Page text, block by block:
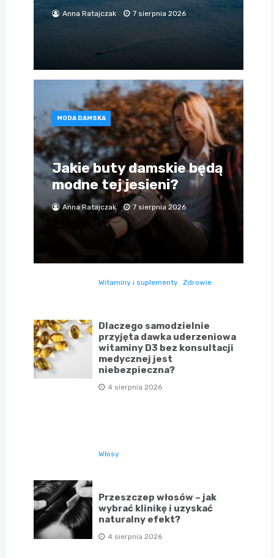
Anna Ratajczak 7 sierpnia 2026
MODA DAMSKA
Jakie buty damskie będą
modne tej jesieni?
Anna Ratajczak 7 sierpnia 2026
Witaminy i suplementy Zdrowie
Dlaczego samodzielnie
przyjęta dawka uderzeniowa
witaminy D3 bez konsultacji
medycznej jest
niebezpieczna?
4 sierpnia 2026
Włosy
Przeszczep włosów – jak
wybrać klinikę i uzyskać
naturalny efekt?
4 sierpnia 2026